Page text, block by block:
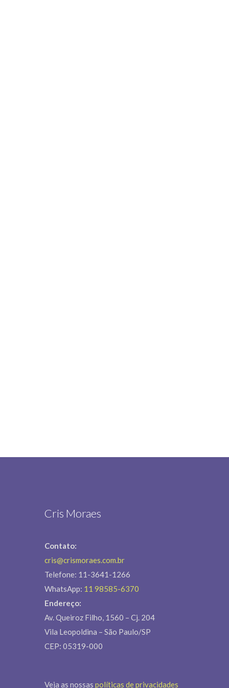
Cris Moraes
Contato:
cris@crismoraes.com.br
Telefone: 11-3641-1266
WhatsApp: 11 98585-6370
Endereço:
Av. Queiroz Filho, 1560 – Cj. 204
Vila Leopoldina – São Paulo/SP
CEP: 05319-000
Veja as nossas políticas de privacidades